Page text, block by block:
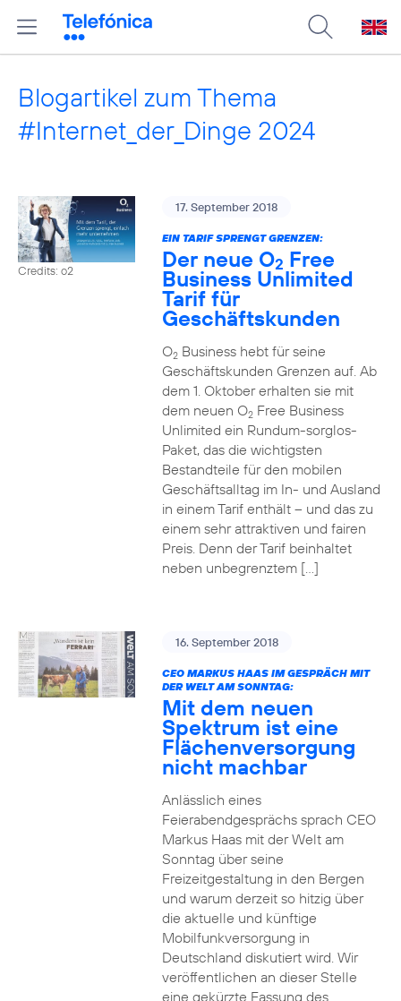
Blogartikel zum Thema
#Internet_der_Dinge 2024
Credits: o2
17. September 2018
EIN TARIF SPRENGT GRENZEN:
Der neue O2 Free
Business Unlimited
Tarif für
Geschäftskunden
O2Business hebt für seine
Geschäftskunden Grenzen auf. Ab
dem 1. Oktober erhalten sie mit
dem neuen O2Free Business
Unlimited ein Rundum-sorglos-
Paket, das die wichtigsten
Bestandteile für den mobilen
Geschäftsalltag im In- und Ausland
in einem Tarif enthält – und das zu
einem sehr attraktiven und fairen
Preis. Denn der Tarif beinhaltet
neben unbegrenztem […]
16. September 2018
CEO MARKUS HAAS IM GESPRÄCH MIT
DER WELT AM SONNTAG:
Mit dem neuen
Spektrum ist eine
Flächenversorgung
nicht machbar
Anlässlich eines
Feierabendgesprächs sprach CEO
Markus Haas mit der Welt am
Sonntag über seine
Freizeitgestaltung in den Bergen
und warum derzeit so hitzig über
die aktuelle und künftige
Mobilfunkversorgung in
Deutschland diskutiert wird. Wir
veröffentlichen an dieser Stelle
eine gekürzte Fassung des